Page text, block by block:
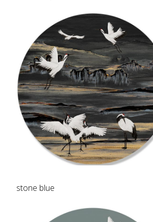
stone blue